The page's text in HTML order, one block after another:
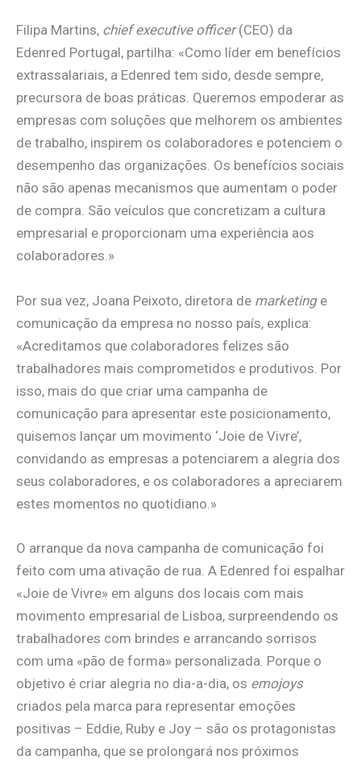
Filipa Martins, chief executive officer(CEO) da
Edenred Portugal, partilha: «Como líder em benefícios
extrassalariais, a Edenred tem sido, desde sempre,
precursora de boas práticas. Queremos empoderar as
empresas com soluções que melhorem os ambientes
de trabalho, inspirem os colaboradores e potenciem o
desempenho das organizações. Os benefícios sociais
não são apenas mecanismos que aumentam o poder
de compra. São veículos que concretizam a cultura
empresarial e proporcionam uma experiência aos
colaboradores.»
Por sua vez, Joana Peixoto, diretora de marketinge
comunicação da empresa no nosso país, explica:
«Acreditamos que colaboradores felizes são
trabalhadores mais comprometidos e produtivos. Por
isso, mais do que criar uma campanha de
comunicação para apresentar este posicionamento,
quisemos lançar um movimento ‘Joie de Vivre’,
convidando as empresas a potenciarem a alegria dos
seus colaboradores, e os colaboradores a apreciarem
estes momentos no quotidiano.»
O arranque da nova campanha de comunicação foi
feito com uma ativação de rua. A Edenred foi espalhar
«Joie de Vivre» em alguns dos locais com mais
movimento empresarial de Lisboa, surpreendendo os
trabalhadores com brindes e arrancando sorrisos
com uma «pão de forma» personalizada. Porque o
objetivo é criar alegria no dia-a-dia, os emojoys
criados pela marca para representar emoções
positivas – Eddie, Ruby e Joy – são os protagonistas
da campanha, que se prolongará nos próximos